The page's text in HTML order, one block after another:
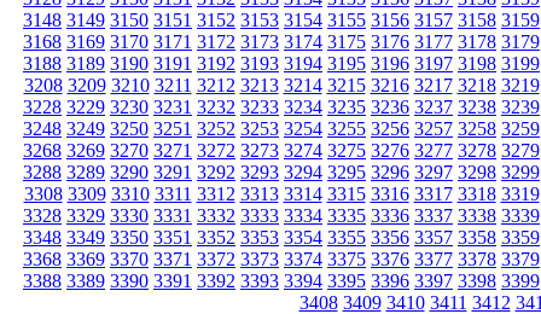
3148 3149 3150 3151 3152 3153 3154 3155 3156 3157 3158 3159
3168 3169 3170 3171 3172 3173 3174 3175 3176 3177 3178 3179
3188 3189 3190 3191 3192 3193 3194 3195 3196 3197 3198 3199
3208 3209 3210 3211 3212 3213 3214 3215 3216 3217 3218 3219
3228 3229 3230 3231 3232 3233 3234 3235 3236 3237 3238 3239
3248 3249 3250 3251 3252 3253 3254 3255 3256 3257 3258 3259
3268 3269 3270 3271 3272 3273 3274 3275 3276 3277 3278 3279
3288 3289 3290 3291 3292 3293 3294 3295 3296 3297 3298 3299
3308 3309 3310 3311 3312 3313 3314 3315 3316 3317 3318 3319
3328 3329 3330 3331 3332 3333 3334 3335 3336 3337 3338 3339
3348 3349 3350 3351 3352 3353 3354 3355 3356 3357 3358 3359
3368 3369 3370 3371 3372 3373 3374 3375 3376 3377 3378 3379
3388 3389 3390 3391 3392 3393 3394 3395 3396 3397 3398 3399
3408 3409 3410 3411 3412